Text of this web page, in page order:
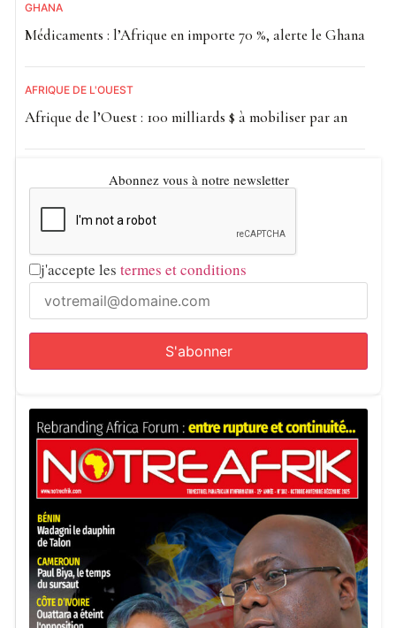
GHANA
Médicaments : l’Afrique en importe 70 %, alerte le Ghana
AFRIQUE DE L'OUEST
Afrique de l’Ouest : 100 milliards $ à mobiliser par an
Abonnez vous à notre newsletter
j'accepte les termes et conditions